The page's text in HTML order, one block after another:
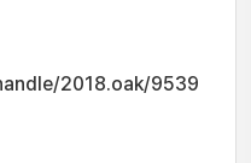
2018.oak/9539